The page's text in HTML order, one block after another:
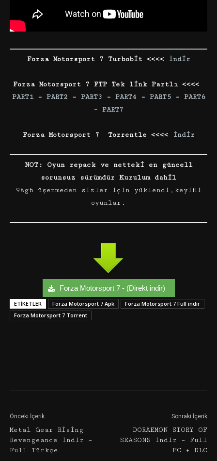
Forza Motorsport 7 Turbobit <<<< İndir
Forza Motorsport 7 FTP Tek link Partlı <<<<
PART1– PART2 – PART3 – PART4 – PART5– PART6
– PART7
Forza Motorsport 7 Torrentle <<<< İndir
NOT: Oyun repack ve netteki en güncell
sorunsuz sürümdür Kurulum dahil
98gb üşenmeden sizler için yüklendi,keyifli
oyunlar.
Forza Motorsport 7 - (Direkt indir)
ETIKETLER Forza Motorsport 7 Apk
Forza Motorsport 7 Full indir
Forza Motorsport 7 Torrent
Önceki İçerik
Metal Gear Rising
Revengeance İndir –
Full Türkçe
Sonraki İçerik
DORAEMON STORY OF
SEASONS İndir – Full
PC + DLC